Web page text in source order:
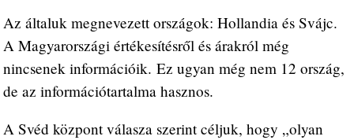
Az általuk megnevezett országok: Hollandia és Svájc.
A Magyarországi értékesítésről és árakról még
nincsenek információik. Ez ugyan még nem 12 ország,
de az információtartalma hasznos.
A Svéd központ válasza szerint céljuk, hogy „olyan